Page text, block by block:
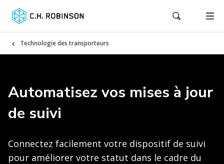
Technologie des transporteurs
Automatisez vos mises à jour
de suivi
Connectez facilement votre dispositif de suivi
pour améliorer votre statut dans le cadre du